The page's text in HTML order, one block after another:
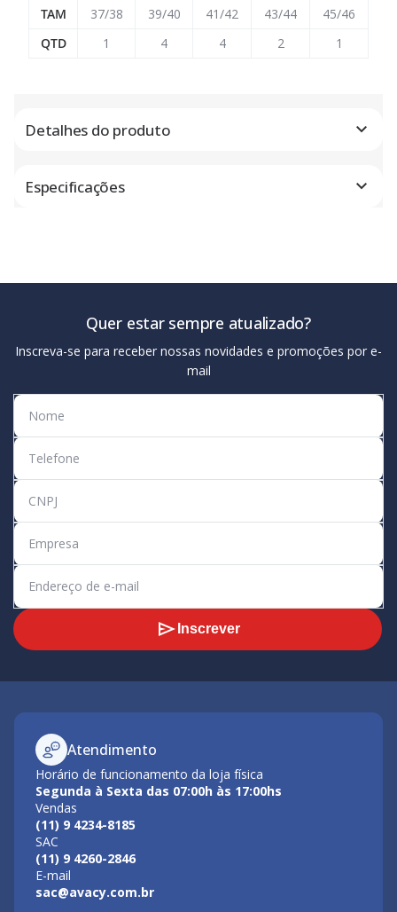
TAM
37/38 39/40 41/42 43/44
45/46
QTD
1 4 4 2 1
Detalhes do produto
Especificações
Quer estar sempre atualizado?
Inscreva-se para receber nossas novidades e promoções por e-
mail
Inscrever
Atendimento
Horário de funcionamento da loja física
Segunda à Sexta das 07:00h às 17:00hs
Vendas
(11) 9 4234-8185
SAC
(11) 9 4260-2846
E-mail
sac@avacy.com.br